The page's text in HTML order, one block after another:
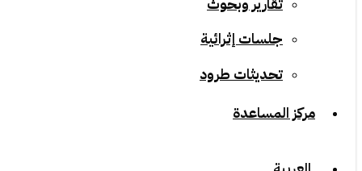
جلسات إثرائية
تحديثات طرود
مركز المساعدة